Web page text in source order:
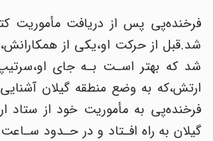
فرخنده‌پی‌ پس از دریافت مأموریت
شد‌.قبل‌ از حرکت او،یکی‌‌ از
شد که بهتر اسـت بـه جای
ارتش،که به وضع‌ منطقه‌ گیلان‌ آشنایی‌
فرخنده‌پی به‌ مأموریت خود از ستاد